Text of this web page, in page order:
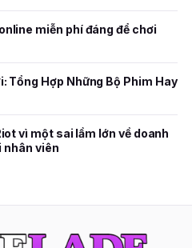
miễn phí đáng để chơi
Tổng Hợp Những Bộ Phim Hay
vì một sai lầm lớn về doanh
nhân viên